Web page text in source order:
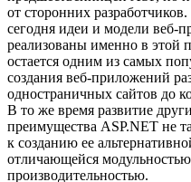
от сторонних
сегодня идеи и модели веб-
реализованы именно в этой
остается одним из самых
создания веб-приложений
одностраничных сайтов до
В то же время развитие
преимущества ASP.NET не
к созданию ее
отличающейся
производительностью.